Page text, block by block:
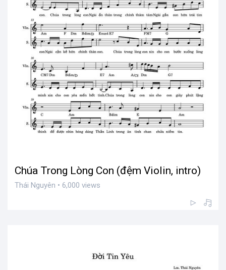
Chúa Trong Lòng Con (đệm Violin, intro)
Thái Nguyên • 6,000 views